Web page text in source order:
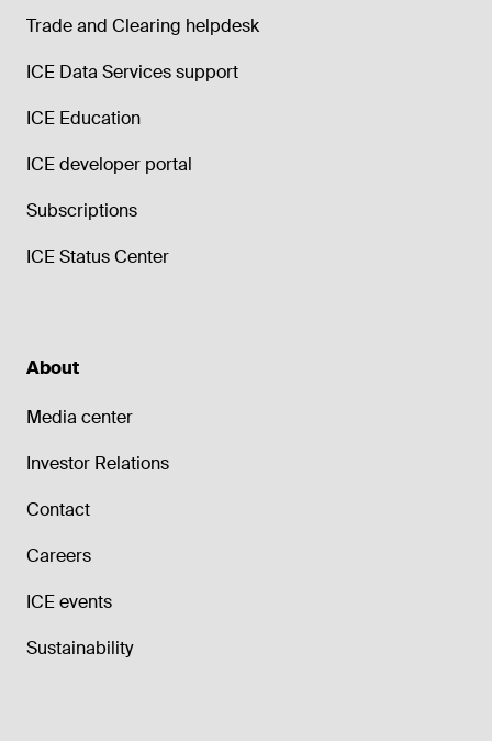
Trade and Clearing helpdesk
ICE Data Services support
ICE Education
ICE developer portal
Subscriptions
ICE Status Center
About
Media center
Investor Relations
Contact
Careers
ICE events
Sustainability